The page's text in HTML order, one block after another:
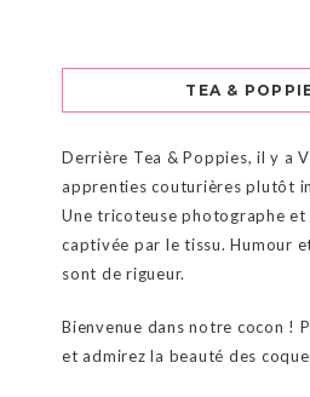
TEA &
Derrière Tea & Poppies, il y a
apprenties couturières plutôt
Une tricoteuse photographe et
captivée par le tissu. Humour
sont de rigueur.
Bienvenue dans notre cocon !
et admirez la beauté des